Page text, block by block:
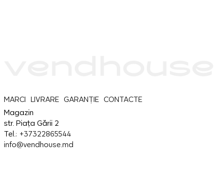
MARCI LIVRARE GARANȚIE
CONTACTE
Magazin
str. Piața Gării 2
Tel.: +37322865544
info@vendhouse.md